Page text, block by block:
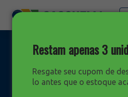
Restam apenas 3
Resgate seu cupom de
lo antes que o estoque